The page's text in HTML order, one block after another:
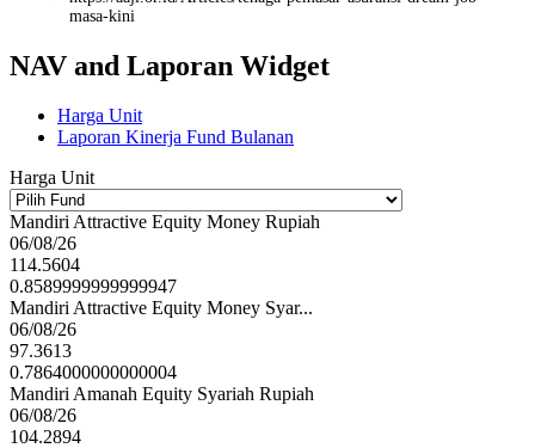
masa-kini
NAV and Laporan Widget
Harga Unit
Laporan Kinerja Fund Bulanan
Harga Unit
Mandiri Attractive Equity Money Rupiah
06/08/26
114.5604
0.8589999999999947
Mandiri Attractive Equity Money Syar...
06/08/26
97.3613
0.7864000000000004
Mandiri Amanah Equity Syariah Rupiah
06/08/26
104.2894